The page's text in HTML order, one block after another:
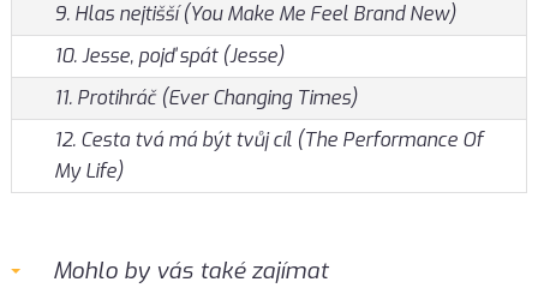
9. Hlas nejtišší (You Make Me Feel Brand New)
10. Jesse, pojď spát (Jesse)
11. Protihráč (Ever Changing Times)
12. Cesta tvá má být tvůj cíl (The Performance Of
My Life)
Mohlo by vás také zajímat